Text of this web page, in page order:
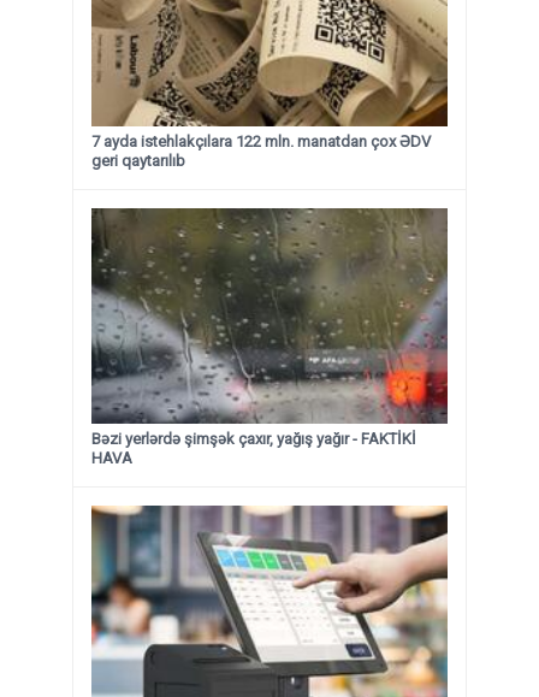
7 ayda istehlakçılara 122 mln. manatdan çox ƏDV
geri qaytarılıb
Bəzi yerlərdə şimşək çaxır, yağış yağır - FAKTİKİ
HAVA